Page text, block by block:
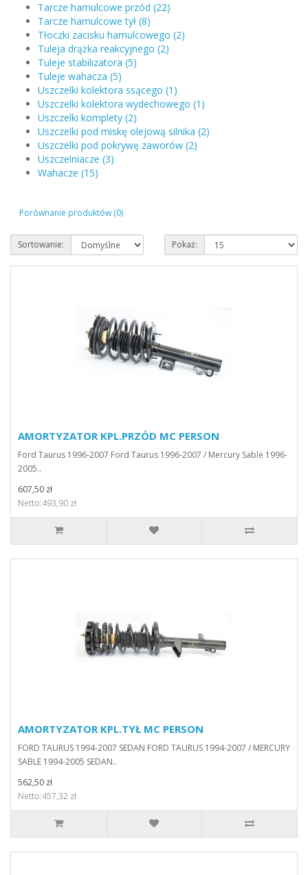
Tarcze hamulcowe przód (22)
Tarcze hamulcowe tył (8)
Tłoczki zacisku hamulcowego (2)
Tuleja drążka reakcyjnego (2)
Tuleje stabilizatora (5)
Tuleje wahacza (5)
Uszczelki kolektora ssącego (1)
Uszczelki kolektora wydechowego (1)
Uszczelki komplety (2)
Uszczelki pod miskę olejową silnika (2)
Uszczelki pod pokrywę zaworów (2)
Uszczelniacze (3)
Wahacze (15)
Porównanie produktów (0)
Sortowanie: Pokaż:
AMORTYZATOR KPL.PRZÓD MC PERSON
Ford Taurus 1996-2007 Ford Taurus 1996-2007 / Mercury Sable 1996-
2005..
607,50 zł
Netto:493,90 zł
AMORTYZATOR KPL.TYŁ MC PERSON
FORD TAURUS 1994-2007 SEDAN FORD TAURUS 1994-2007 / MERCURY
SABLE 1994-2005 SEDAN..
562,50 zł
Netto:457,32 zł